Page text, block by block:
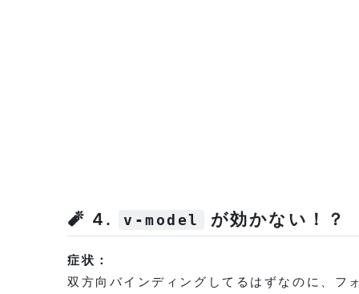
🧨 4. v-model が効かない！？
症状：
双方向バインディングしてるはずなのに、フ